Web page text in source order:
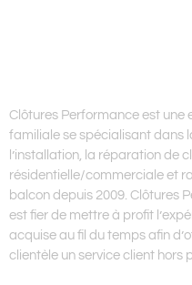
Clôtures Performance est une
familiale se spécialisant dans
l’installation, la réparation de
résidentielle/commerciale et
balcon depuis 2009. Clôtures
est fier de mettre à profit
acquise au fil du temps afin
clientèle un service client hors